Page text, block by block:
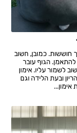
חוששות. כמובן, חשוב
הגוף עובר
לשמור עליו. אימון
ובעת הלידה וגם
אימון...